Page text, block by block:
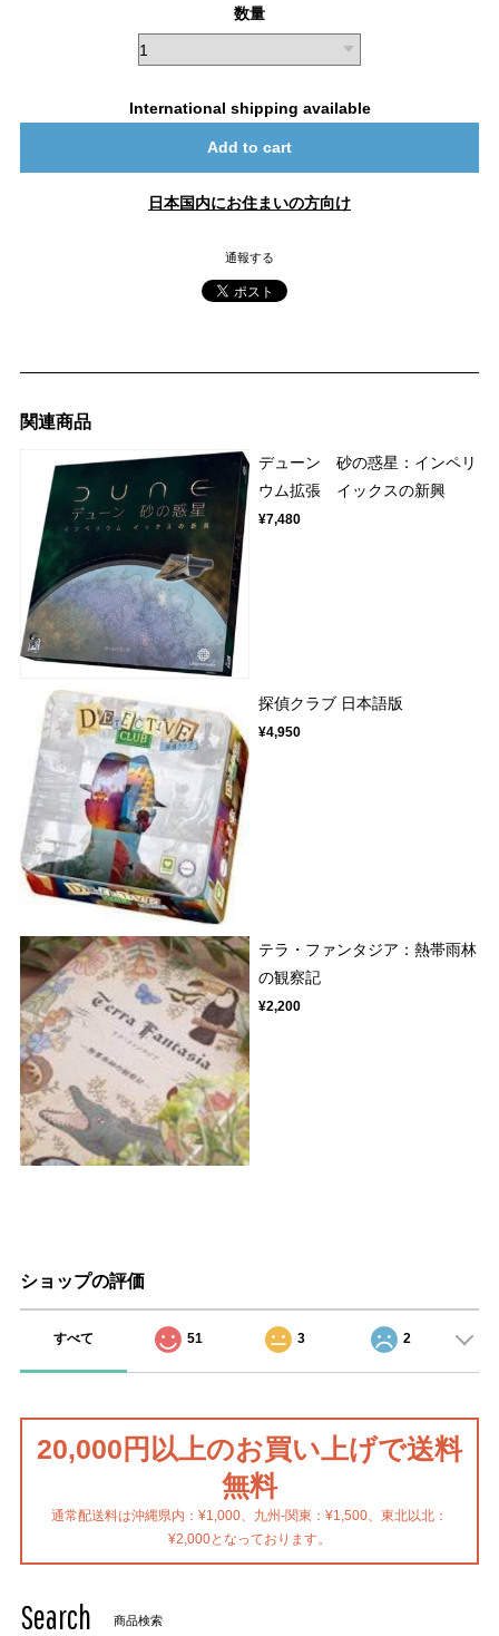
数量
International shipping available
Add to cart
日本国内にお住まいの方向け
通報する
関連商品
デューン 砂の惑星：インペリ
ウム拡張 イックスの新興
¥7,480
探偵クラブ 日本語版
¥4,950
テラ・ファンタジア：熱帯雨林
の観察記
¥2,200
ショップの評価
すべて 51 3 2
20,000円以上のお買い上げで送料
無料
通常配送料は沖縄県内：¥1,000、九州-関東：¥1,500、東北以北：
¥2,000となっております。
Search 商品検索